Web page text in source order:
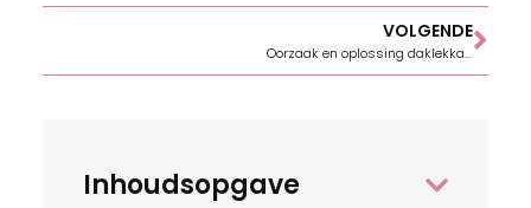
VOLGENDE
Oorzaak en oplossing daklekkage
Inhoudsopgave